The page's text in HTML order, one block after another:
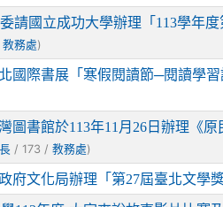
請國立成功大學辦理「113學年
教務處)
國際書展「寒假閱讀節─閱讀學
圖書館於113年11月26日辦理《
/ 173 / 教務處)
府文化局辦理「第27屆臺北文學